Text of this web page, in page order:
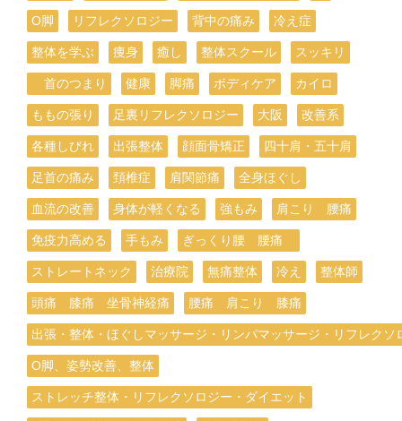
O脚 リフレクソロジー 背中の痛み 冷え症
整体を学ぶ 痩身 癒し 整体スクール スッキリ
首のつまり 健康 脚痛 ボディケア カイロ
ももの張り 足裏リフレクソロジー 大阪 改善系
各種しびれ 出張整体 顔面骨矯正 四十肩・五十肩
足首の痛み 頚椎症 肩関節痛 全身ほぐし
血流の改善 身体が軽くなる 強もみ 肩こり 腰痛
免疫力高める 手もみ ぎっくり腰 腰痛
ストレートネック 治療院 無痛整体 冷え 整体師
頭痛 膝痛 坐骨神経痛 腰痛 肩こり 膝痛
出張・整体・ほぐしマッサージ・リンパマッサージ・リフレクソ
O脚、姿勢改善、整体
ストレッチ整体・リフレクソロジー・ダイエット